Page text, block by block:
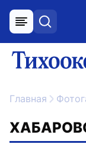
меню поиск
Главная